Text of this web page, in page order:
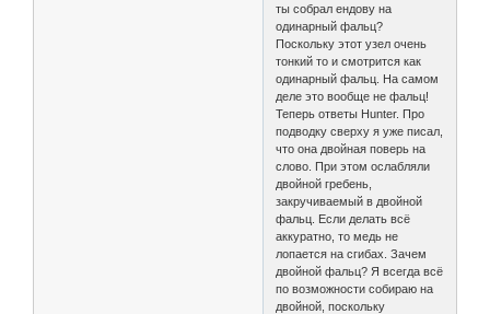
ты собрал ендову на
одинарный фальц?
Поскольку этот узел очень
тонкий то и смотрится как
одинарный фальц. На самом
деле это вообще не фальц!
Теперь ответы Hunter. Про
подводку сверху я уже писал,
что она двойная поверь на
слово. При этом ослабляли
двойной гребень,
закручиваемый в двойной
фальц. Если делать всё
аккуратно, то медь не
лопается на сгибах. Зачем
двойной фальц? Я всегда всё
по возможности собираю на
двойной, поскольку